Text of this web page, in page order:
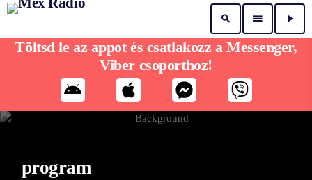
search menu play_arrow
program
Töltsd le az appot és csatlakozz a Messenger,
Viber csoporthoz!